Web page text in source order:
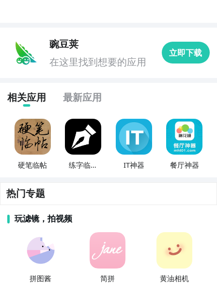
10. 《心理测试大全》：这款APP提供了多种类型的心
理测试和分析，帮助用户了解自己的个性特点和心理状
态。用户可以通过完成心理测试来了解自己的性格特点
豌豆荚
在这里找到想要的应用
立即下载
相关应用 最新应用
硬笔临帖
练字临帖
IT神器 餐厅神器
热门专题
玩滤镜，拍视频
拼图酱 简拼 黄油相机